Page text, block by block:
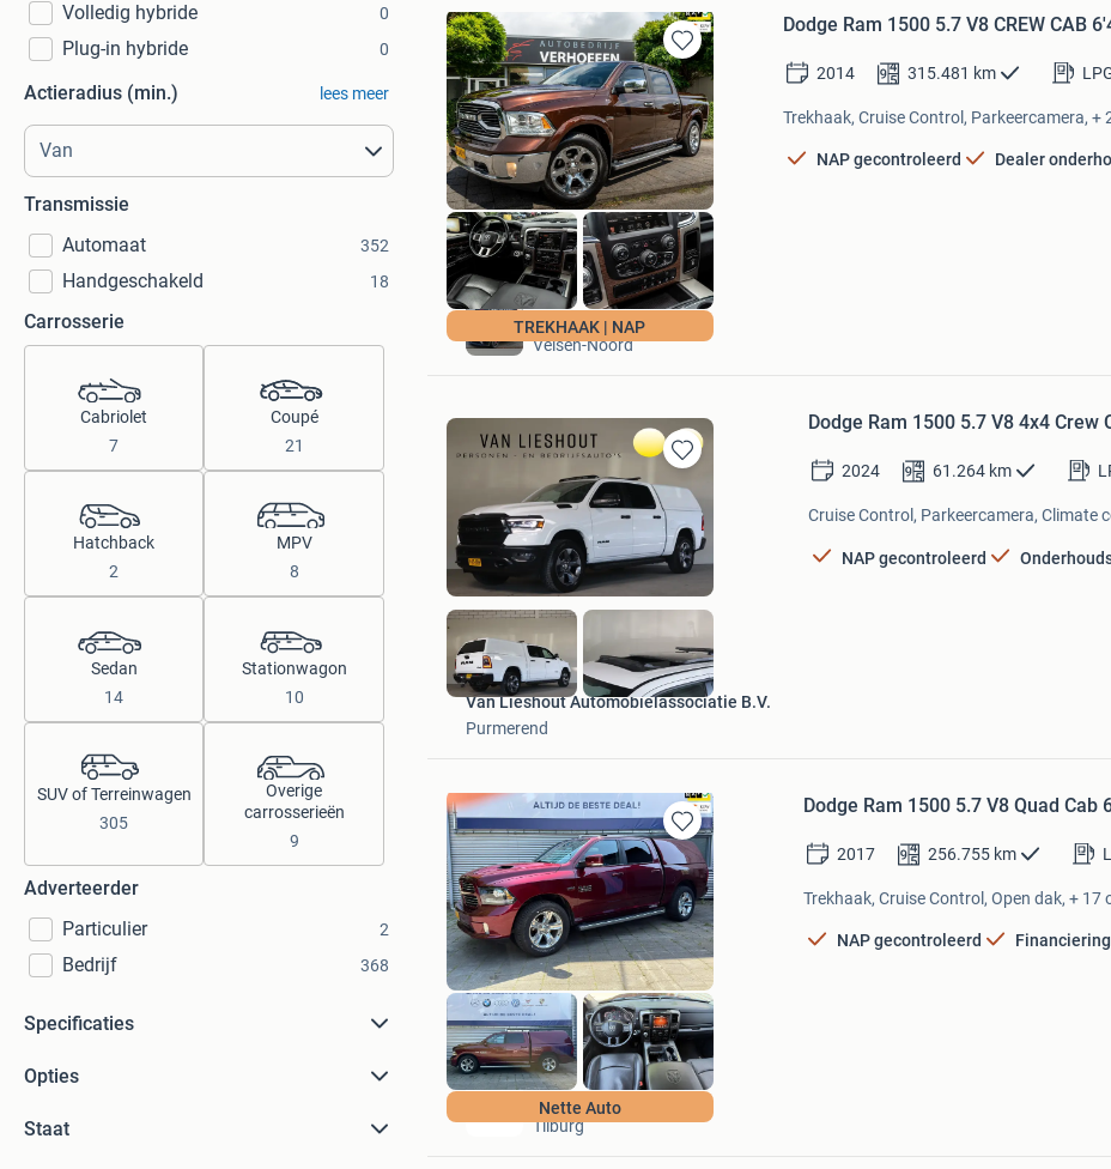
Volledig hybride 0
Plug-in hybride 0
Actieradius (min.) lees meer
Transmissie
Automaat
352
Handgeschakeld 18
Carrosserie
Cabriolet
7
Coupé
21
Hatchback
2
MPV
8
Sedan
14
Stationwagon
10
SUV of Terreinwagen
305
Overige
carrosserieën
9
Adverteerder
Particulier
2
Bedrijf 368
Specificaties
Opties
Staat
Bewaren
in
Mijn
Favorieten
TREKHAAK | NAP
Dodge Ram 1500 5.7 V8 CREW CAB
2014 315.481 km
Trekhaak, Cruise Control, Parkeercamera, +
NAP gecontroleerd Dealer
Autobedrijf Verhoefen
Velsen-Noord
Bewaren
in
Mijn
Favorieten
Dodge Ram 1500 5.7 V8 4x4 Crew
2024 61.264 km
Cruise Control, Parkeercamera, Climate
NAP gecontroleerd
Van Lieshout Automobielassociatie B.V.
Purmerend
Bewaren
in
Mijn
Favorieten
Nette Auto
Dodge Ram 1500 5.7 V8 Quad
2017 256.755 km
Trekhaak, Cruise Control, Open dak, + 17
NAP gecontroleerd
Zwaard Auto's
Tilburg